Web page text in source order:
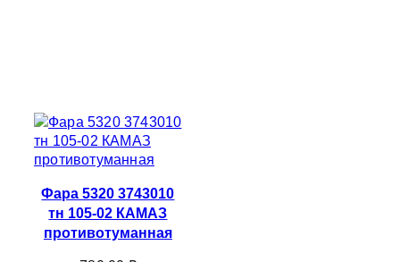
Фара 5320 3743010
тн 105-02 КАМАЗ
противотуманная